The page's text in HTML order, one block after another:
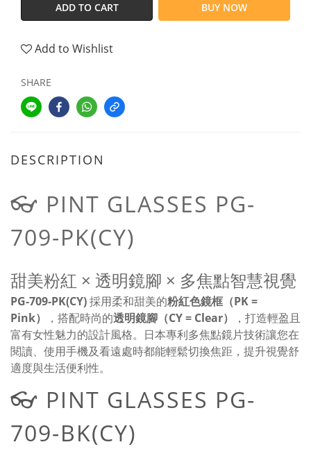
ADD TO CART BUY NOW
Add to Wishlist
SHARE
DESCRIPTION
👓 PINT GLASSES PG-
709-PK(CY)
甜美粉紅 × 透明鏡腳 × 多焦點智慧視覺
PG-709-PK(CY)採用柔和甜美的粉紅色鏡框（PK =
Pink）
，搭配時尚的透明鏡腳（CY = Clear）
，打造輕盈且
富有女性魅力的設計風格。日本專利多焦點鏡片技術讓您在
閱讀、使用手機及看遠處時都能輕鬆切換焦距，提升視覺舒
適度與生活便利性。
👓 PINT GLASSES PG-
709-BK(CY)